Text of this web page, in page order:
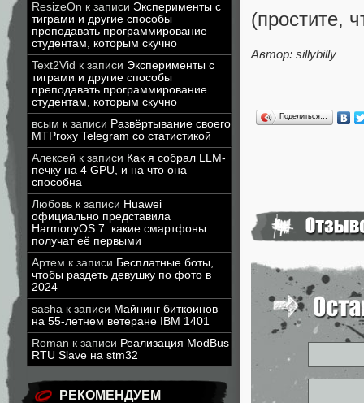
ResizeOn к записи Эксперименты с
тиграми и другие способы
преподавать программирование
студентам, которым скучно
Text2Vid к записи Эксперименты с
тиграми и другие способы
преподавать программирование
студентам, которым скучно
всым к записи Развёртывание своего
MTProxy Telegram со статистикой
Алексей к записи Как я собрал LLM-
печку на 4 GPU, и на что она
способна
Любовь к записи Huawei
официально представила
HarmonyOS 7: какие смартфоны
получат её первыми
Артем к записи Бесплатные боты,
чтобы раздеть девушку по фото в
2024
sasha к записи Майнинг биткоинов
на 55-летнем ветеране IBM 1401
Roman к записи Реализация ModBus
RTU Slave на stm32
РЕКОМЕНДУЕМ
(простите,
Автор: sillybilly
Поделиться…